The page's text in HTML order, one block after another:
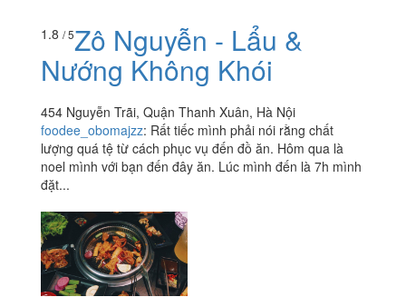
1.8 / 5Zô Nguyễn - Lẩu &
Nướng Không Khói
454 Nguyễn Trãi, Quận Thanh Xuân, Hà Nội
foodee_obomajzz: Rất tiếc mình phải nói rằng chất
lượng quá tệ từ cách phục vụ đến đồ ăn. Hôm qua là
noel mình với bạn đến đây ăn. Lúc mình đến là 7h mình
đặt...